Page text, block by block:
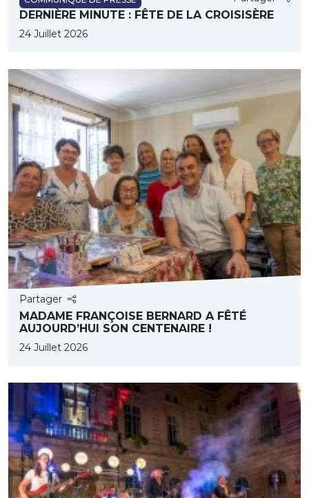
DERNIÈRE MINUTE : FÊTE DE LA CROISISÈRE
24 Juillet 2026
Partager
MADAME FRANÇOISE BERNARD A FÊTÉ
AUJOURD’HUI SON CENTENAIRE !
24 Juillet 2026